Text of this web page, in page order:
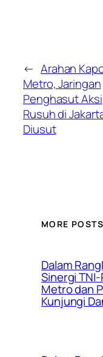
← Arahan
Metro, Jaringan
Penghasut Aksi
Rusuh di
Diusut
MORE POSTS
Dalam
Sinergi
Metro dan
Kunjungi